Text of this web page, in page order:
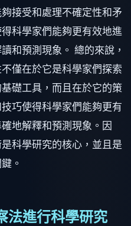
接受和處理不確定性和矛
科學家們能夠更有效地進
和預測現象。 總的來說，
僅在於它是科學家們探索
礎工具，而且在於它的策
巧使得科學家們能夠更有
地解釋和預測現象。因
科學研究的核心，並且是
。
法進行科學研究